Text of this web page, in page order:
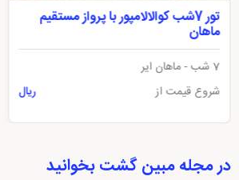
تور 7شب کوالالامپور با پرواز مستقیم
ماهان
7 شب - ماهان ایر
شروع قیمت از
ریال
در مجله مبین گشت بخوانید